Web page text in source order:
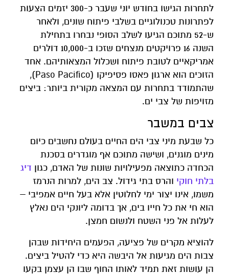
לתחרות הגישו בחודש יוני שעבר כ-300 יזמים הצעות
לפתרונות טכנולוגיים בשלבי פיתוח שונים, ולאחר
ש-52 מתוכם הגיעו לשלב הסופי נבחרו בתחילת
השנה 16 פרויקטים מנצחים שזכו ב-10,000 דולרים
אמריקאיים לטובת פיתוח ושכלול המצאותיהם. אחד
הזוכים הוא ארגון פאסו פסיפיקו (Paso Pacifico),
שהתמודד בתחרות עם המצאה מקורית ביותר: ביצים
מזויפות של צבי ים.
צבים במשבר
כל שבעת מיני צבי הים החיים בעולם נחשבים כיום
מינים מוגנים, ושישה מתוכם אף מוגדרים בסכנת
הכחדה כתוצאה מפעילויות שונות של האדם, כגון דיג
בלתי חוקי והרס בתי גידול. צב הים, למרות הנרמז
משמו, אינו יצור ימי לחלוטין אלא בעל חיים אמפיבי –
הוא חי את כל חייו בים, אך בדומה ליונקי הים נאלץ
לעלות אל פני השטח ולנשום חמצן.
להוציא מקרים של פציעה, הפעמים היחידות שבהן
צבות הים מגיעות אל היבשה היא כדי להטיל ביצים.
הן עושות זאת תמיד לאותו החוף שבו הן עצמן בקעו